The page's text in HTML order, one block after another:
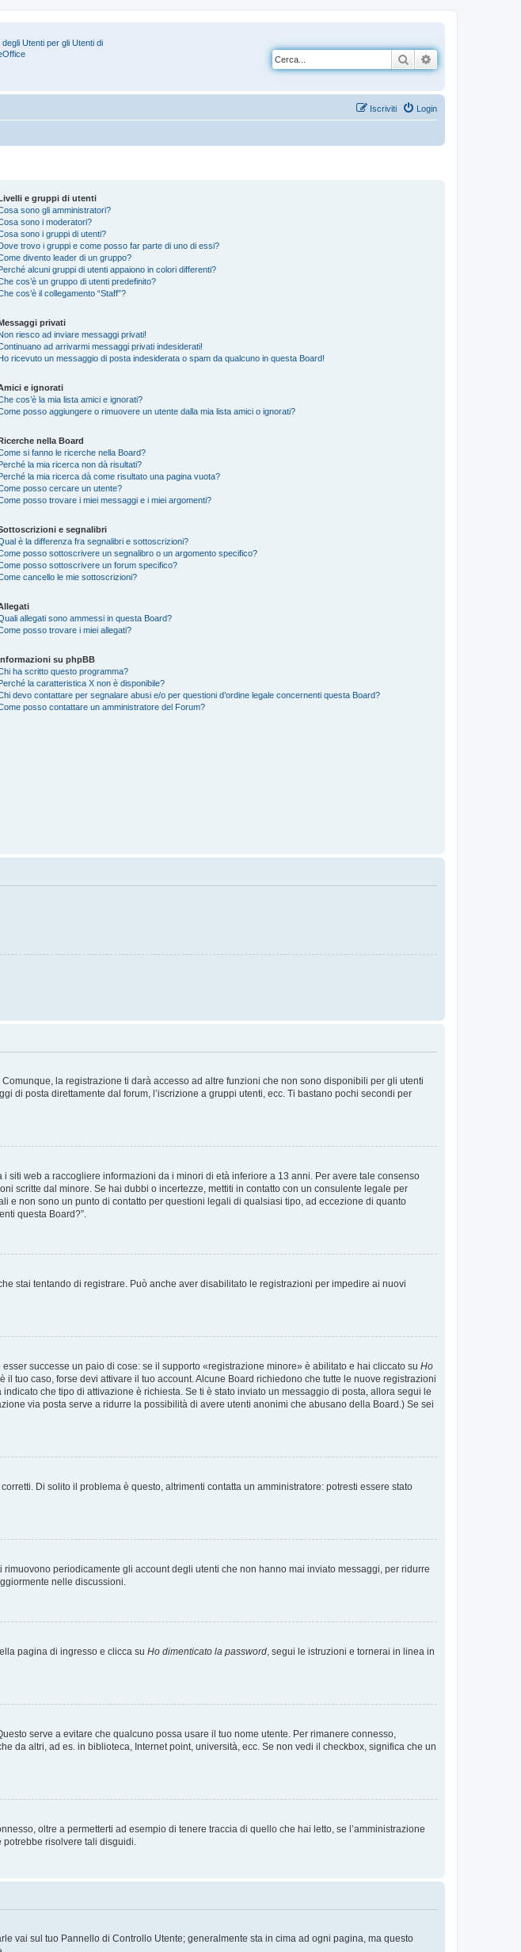
Utenti per gli Utenti di
Cerca
Login
Iscriviti
e gruppi di utenti
sono gli amministratori?
sono i moderatori?
sono i gruppi di utenti?
trovo i gruppi e come posso far parte di uno di essi?
divento leader di un gruppo?
alcuni gruppi di utenti appaiono in colori differenti?
cos’è un gruppo di utenti predefinito?
cos’è il collegamento “Staff”?
privati
riesco ad inviare messaggi privati!
ad arrivarmi messaggi privati indesiderati!
ricevuto un messaggio di posta indesiderata o spam da qualcuno in questa Board!
e ignorati
cos’è la mia lista amici e ignorati?
posso aggiungere o rimuovere un utente dalla mia lista amici o ignorati?
nella Board
si fanno le ricerche nella Board?
la mia ricerca non dà risultati?
la mia ricerca dà come risultato una pagina vuota?
posso cercare un utente?
posso trovare i miei messaggi e i miei argomenti?
e segnalibri
è la differenza fra segnalibri e sottoscrizioni?
posso sottoscrivere un segnalibro o un argomento specifico?
posso sottoscrivere un forum specifico?
cancello le mie sottoscrizioni?
allegati sono ammessi in questa Board?
posso trovare i miei allegati?
su phpBB
ha scritto questo programma?
la caratteristica X non è disponibile?
devo contattare per segnalare abusi e/o per questioni d’ordine legale concernenti questa Board?
posso contattare un amministratore del Forum?
la registrazione ti darà accesso ad altre funzioni che non sono disponibili per gli utenti
di posta direttamente dal forum, l’iscrizione a gruppi utenti, ecc. Ti bastano pochi secondi per
web a raccogliere informazioni da i minori di età inferiore a 13 anni. Per avere tale consenso
scritte dal minore. Se hai dubbi o incertezze, mettiti in contatto con un consulente legale per
e non sono un punto di contatto per questioni legali di qualsiasi tipo, ad eccezione di quanto
questa Board?”.
stai tentando di registrare. Può anche aver disabilitato le registrazioni per impedire ai nuovi
successe un paio di cose: se il supporto «registrazione minore» è abilitato e hai cliccato su Ho
tuo caso, forse devi attivare il tuo account. Alcune Board richiedono che tutte le nuove registrazioni
che tipo di attivazione è richiesta. Se ti è stato inviato un messaggio di posta, allora segui le
via posta serve a ridurre la possibilità di avere utenti anonimi che abusano della Board.) Se sei
Di solito il problema è questo, altrimenti contatta un amministratore: potresti essere stato
periodicamente gli account degli utenti che non hanno mai inviato messaggi, per ridurre
nelle discussioni.
pagina di ingresso e clicca su Ho dimenticato la password, segui le istruzioni e tornerai in linea in
serve a evitare che qualcuno possa usare il tuo nome utente. Per rimanere connesso,
da altri, ad es. in biblioteca, Internet point, università, ecc. Se non vedi il checkbox, significa che un
oltre a permetterti ad esempio di tenere traccia di quello che hai letto, se l’amministrazione
potrebbe risolvere tali disguidi.
vai sul tuo Pannello di Controllo Utente; generalmente sta in cima ad ogni pagina, ma questo